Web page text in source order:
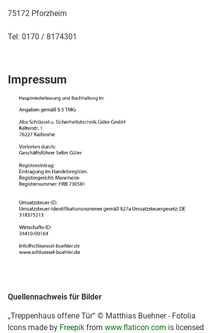
75172 Pforzheim
Tel: 0170 / 8174301
Impressum
Quellennachweis für Bilder
„Treppenhaus offene Tür“ © Matthias Buehner - Fotolia
Icons made by Freepik from www.flaticon.com is licensed